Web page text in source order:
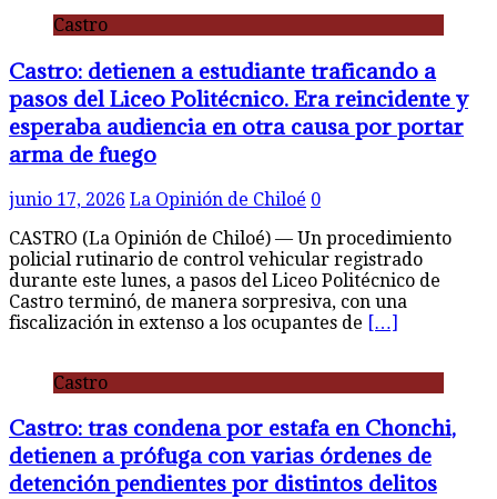
Castro
Castro: detienen a estudiante traficando a
pasos del Liceo Politécnico. Era reincidente y
esperaba audiencia en otra causa por portar
arma de fuego
junio 17, 2026 La Opinión de Chiloé 0
CASTRO (La Opinión de Chiloé) — Un procedimiento
policial rutinario de control vehicular registrado
durante este lunes, a pasos del Liceo Politécnico de
Castro terminó, de manera sorpresiva, con una
fiscalización in extenso a los ocupantes de […]
Castro
Castro: tras condena por estafa en Chonchi,
detienen a prófuga con varias órdenes de
detención pendientes por distintos delitos